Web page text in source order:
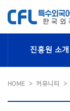
진흥원 소개
HOME 커뮤니티